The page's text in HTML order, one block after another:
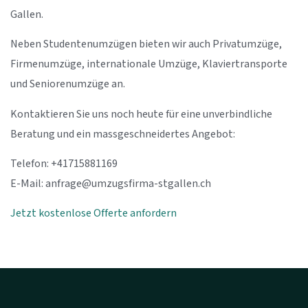
Gallen.
Neben Studentenumzügen bieten wir auch Privatumzüge,
Firmenumzüge, internationale Umzüge, Klaviertransporte
und Seniorenumzüge an.
Kontaktieren Sie uns noch heute für eine unverbindliche
Beratung und ein massgeschneidertes Angebot:
Telefon: +41715881169
E-Mail:anfrage@umzugsfirma-stgallen.ch
Jetzt kostenlose Offerte anfordern